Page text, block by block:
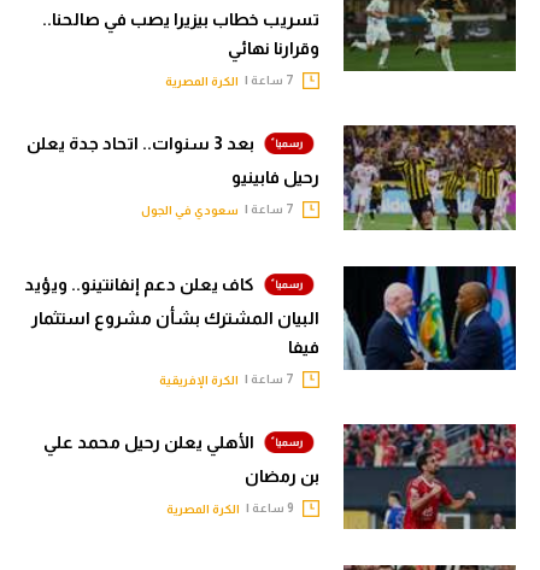
تسريب خطاب بيزيرا يصب في صالحنا..
وقرارنا نهائي
الكرة المصرية
بعد 3 سنوات.. اتحاد جدة يعلن
رحيل فابينيو
سعودي في الجول
كاف يعلن دعم إنفانتينو.. ويؤيد
البيان المشترك بشأن مشروع استثمار
فيفا
الكرة الإفريقية
الأهلي يعلن رحيل محمد علي
بن رمضان
الكرة المصرية